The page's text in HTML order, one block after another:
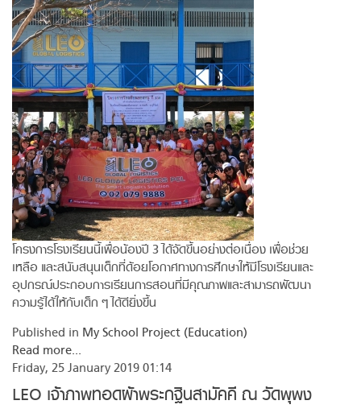
โครงการโรงเรียนนี้เพื่อน้องปี 3 ได้จัดขึ้นอย่างต่อเนื่อง เพื่อช่วย
เหลือ และสนับสนุนเด็กที่ด้อยโอกาศทางการศึกษาให้มีโรงเรียนและ
อุปกรณ์ประกอบการเรียนการสอนที่มีคุณภาพและสามารถพัฒนา
ความรู้ได้ให้กับเด็ก ๆ ได้ดียิ่งขึ้น
Published in My School Project (Education)
Read more...
Friday, 25 January 2019 01:14
LEO เจ้าภาพทอดผ้าพระกฐินสามัคคี ณ วัดพุพง